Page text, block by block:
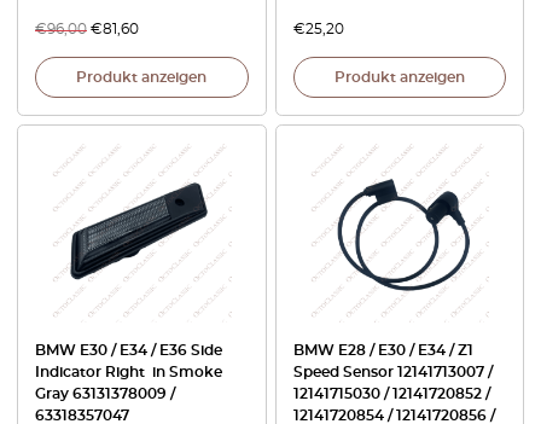
€96,00 €81,60
Produkt anzeigen
€25,20
Produkt anzeigen
BMW E30 / E34 / E36 Side
Indicator Right in Smoke
Gray 63131378009 /
63318357047
BMW E28 / E30 / E34 / Z1
Speed Sensor 12141713007 /
12141715030 / 12141720852 /
12141720854 / 12141720856 /